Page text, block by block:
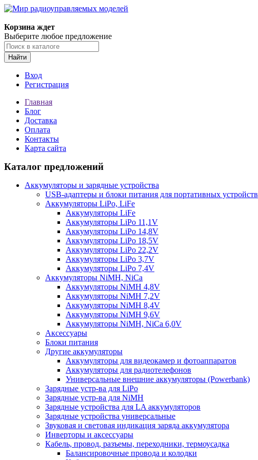
Корзина ждет
Выберите любое предложение
Найти
Вход
Регистрация
Главная
Блог
Доставка
Оплата
Контакты
Карта сайта
Каталог предложений
Аккумуляторы и зарядные устройства
USB-адаптеры и блоки питания для портативных устройств
Аккумуляторы LiPo, LiFe
Аккумуляторы LiFe
Аккумуляторы LiPo 11,1V
Аккумуляторы LiPo 14,8V
Аккумуляторы LiPo 18,5V
Аккумуляторы LiPo 22,2V
Аккумуляторы LiPo 3,7V
Аккумуляторы LiPo 7,4V
Аккумуляторы NiMH, NiCa
Аккумуляторы NiMH 4,8V
Аккумуляторы NiMH 7,2V
Аккумуляторы NiMH 8,4V
Аккумуляторы NiMH 9,6V
Аккумуляторы NiMH, NiCa 6,0V
Аксессуары
Блоки питания
Другие аккумуляторы
Аккумуляторы для видеокамер и фотоаппаратов
Аккумуляторы для радиотелефонов
Универсальные внешние аккумуляторы (Powerbank)
Зарядные устр-ва для LiPo
Зарядные устр-ва для NiMH
Зарядные устройства для LA аккумуляторов
Зарядные устройства универсальные
Звуковая и световая индикация заряда аккумулятора
Инверторы и аксессуары
Кабель, провод, разъемы, переходники, термоусадка
Балансировочные провода и колодки